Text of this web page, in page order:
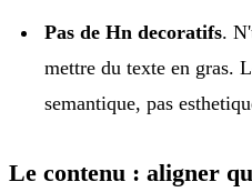
Pas de Hn decoratifs.
mettre du texte en gras.
semantique, pas
Le contenu : aligner